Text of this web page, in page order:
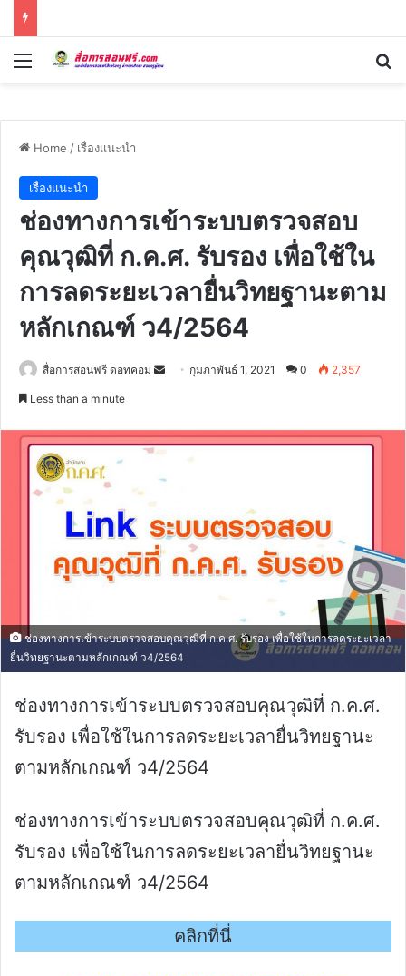
Menu
Home / เรื่องแนะนำ
เรื่องแนะนำ
ช่องทางการเข้าระบบตรวจสอบ
คุณวุฒิที่ ก.ค.ศ. รับรอง เพื่อใช้ใน
การลดระยะเวลายื่นวิทยฐานะตาม
หลักเกณฑ์ ว4/2564
สื่อการสอนฟรี ดอทคอม
Send กุมภาพันธ์ 1, 2021 0 2,357
Less than a minute
ช่องทางการเข้าระบบตรวจสอบคุณวุฒิที่ ก.ค.ศ. รับรอง เพื่อใช้ในการลดระยะเวลา
ยื่นวิทยฐานะตามหลักเกณฑ์ ว4/2564
ช่องทางการเข้าระบบตรวจสอบคุณวุฒิที่ ก.ค.ศ.
รับรอง เพื่อใช้ในการลดระยะเวลายื่นวิทยฐานะ
ตามหลักเกณฑ์ ว4/2564
ช่องทางการเข้าระบบตรวจสอบคุณวุฒิที่ ก.ค.ศ.
รับรอง เพื่อใช้ในการลดระยะเวลายื่นวิทยฐานะ
ตามหลักเกณฑ์ ว4/2564
คลิกที่นี่